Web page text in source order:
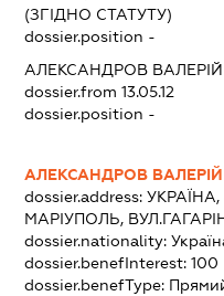
(ЗГІДНО СТАТУТУ)
dossier.position -
АЛЕКСАНДРОВ
dossier.from 13.05.12
dossier.position -
АЛЕКСАНДРОВ
dossier.address:
МАРІУПОЛЬ,
dossier.nationality:
dossier.benefInterest: 100
dossier.benefType: